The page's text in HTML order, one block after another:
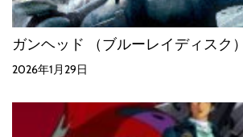
ガンヘッド （ブルーレイディスク）
2026年1月29日